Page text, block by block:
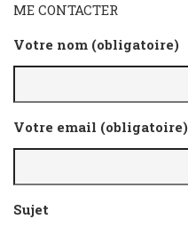
ME CONTACTER
Votre nom (obligatoire)
Votre email (obligatoire)
Sujet